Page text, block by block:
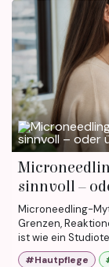
sinnvoll –
Microneedling-
Grenzen,
ist wie ein
#Hautpflege